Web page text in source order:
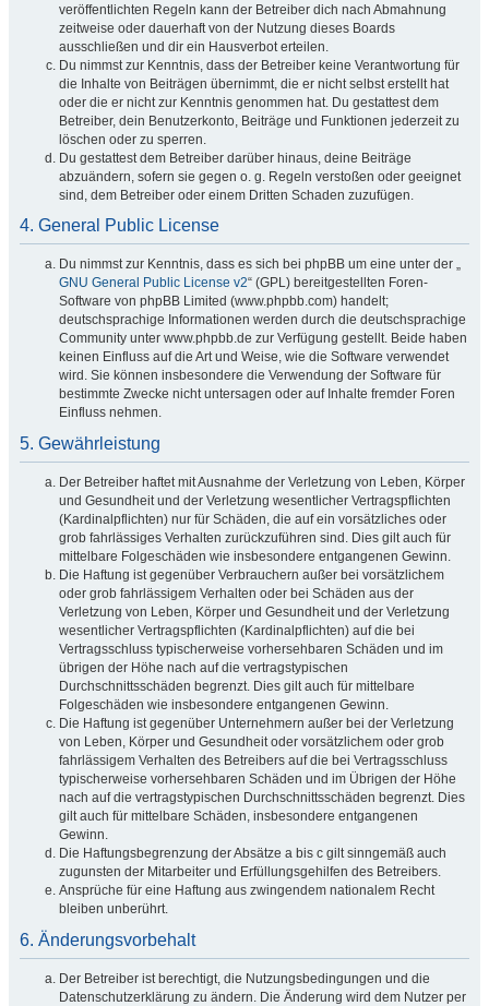
veröffentlichten Regeln kann der Betreiber dich nach Abmahnung
zeitweise oder dauerhaft von der Nutzung dieses Boards
ausschließen und dir ein Hausverbot erteilen.
Du nimmst zur Kenntnis, dass der Betreiber keine Verantwortung für
die Inhalte von Beiträgen übernimmt, die er nicht selbst erstellt hat
oder die er nicht zur Kenntnis genommen hat. Du gestattest dem
Betreiber, dein Benutzerkonto, Beiträge und Funktionen jederzeit zu
löschen oder zu sperren.
Du gestattest dem Betreiber darüber hinaus, deine Beiträge
abzuändern, sofern sie gegen o. g. Regeln verstoßen oder geeignet
sind, dem Betreiber oder einem Dritten Schaden zuzufügen.
4. General Public License
Du nimmst zur Kenntnis, dass es sich bei phpBB um eine unter der „
GNU General Public License v2“ (GPL) bereitgestellten Foren-
Software von phpBB Limited (www.phpbb.com) handelt;
deutschsprachige Informationen werden durch die deutschsprachige
Community unter www.phpbb.de zur Verfügung gestellt. Beide haben
keinen Einfluss auf die Art und Weise, wie die Software verwendet
wird. Sie können insbesondere die Verwendung der Software für
bestimmte Zwecke nicht untersagen oder auf Inhalte fremder Foren
Einfluss nehmen.
5. Gewährleistung
Der Betreiber haftet mit Ausnahme der Verletzung von Leben, Körper
und Gesundheit und der Verletzung wesentlicher Vertragspflichten
(Kardinalpflichten) nur für Schäden, die auf ein vorsätzliches oder
grob fahrlässiges Verhalten zurückzuführen sind. Dies gilt auch für
mittelbare Folgeschäden wie insbesondere entgangenen Gewinn.
Die Haftung ist gegenüber Verbrauchern außer bei vorsätzlichem
oder grob fahrlässigem Verhalten oder bei Schäden aus der
Verletzung von Leben, Körper und Gesundheit und der Verletzung
wesentlicher Vertragspflichten (Kardinalpflichten) auf die bei
Vertragsschluss typischerweise vorhersehbaren Schäden und im
übrigen der Höhe nach auf die vertragstypischen
Durchschnittsschäden begrenzt. Dies gilt auch für mittelbare
Folgeschäden wie insbesondere entgangenen Gewinn.
Die Haftung ist gegenüber Unternehmern außer bei der Verletzung
von Leben, Körper und Gesundheit oder vorsätzlichem oder grob
fahrlässigem Verhalten des Betreibers auf die bei Vertragsschluss
typischerweise vorhersehbaren Schäden und im Übrigen der Höhe
nach auf die vertragstypischen Durchschnittsschäden begrenzt. Dies
gilt auch für mittelbare Schäden, insbesondere entgangenen
Gewinn.
Die Haftungsbegrenzung der Absätze a bis c gilt sinngemäß auch
zugunsten der Mitarbeiter und Erfüllungsgehilfen des Betreibers.
Ansprüche für eine Haftung aus zwingendem nationalem Recht
bleiben unberührt.
6. Änderungsvorbehalt
Der Betreiber ist berechtigt, die Nutzungsbedingungen und die
Datenschutzerklärung zu ändern. Die Änderung wird dem Nutzer per